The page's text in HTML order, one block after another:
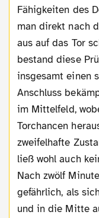
Fähigkeiten des
man direkt nach
aus auf das Tor
bestand diese
insgesamt einen
Anschluss
im Mittelfeld,
Torchancen
zweifelhafte
ließ wohl auch
Nach zwölf
gefährlich, als
und in die Mitte